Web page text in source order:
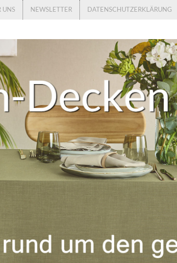
UNS NEWSLETTER DATENSCHUTZERKLÄRUNG